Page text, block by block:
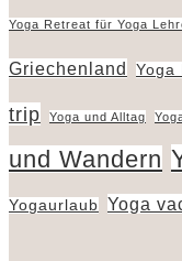
Yoga Retreat für Yoga
Griechenland Yoga
trip
Yoga und Alltag
und Wandern
Yogaurlaub Yoga